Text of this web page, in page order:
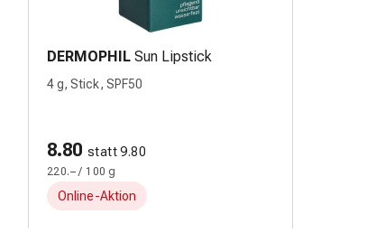
DERMOPHIL Sun Lipstick
4 g, Stick, SPF50
8.80 statt 9.80
220.– / 100 g
Online-Aktion